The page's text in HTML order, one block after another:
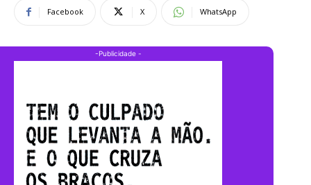
Facebook X WhatsApp
-Publicidade -